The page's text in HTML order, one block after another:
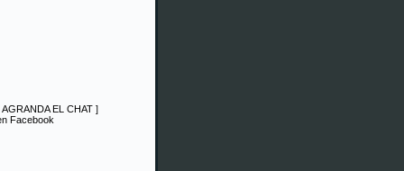
AGRANDA EL CHAT ]
Facebook